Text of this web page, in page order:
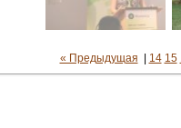
« Предыдущая 14 15